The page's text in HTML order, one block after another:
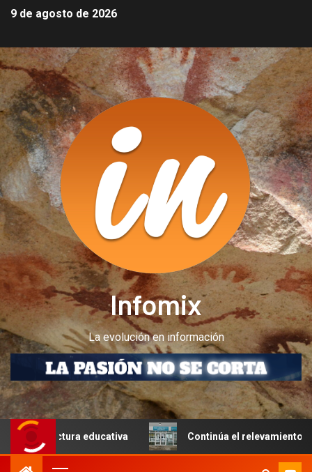
9 de agosto de 2026
Infomix
La evolución en información
educativa Continúa el relevamiento técnico en